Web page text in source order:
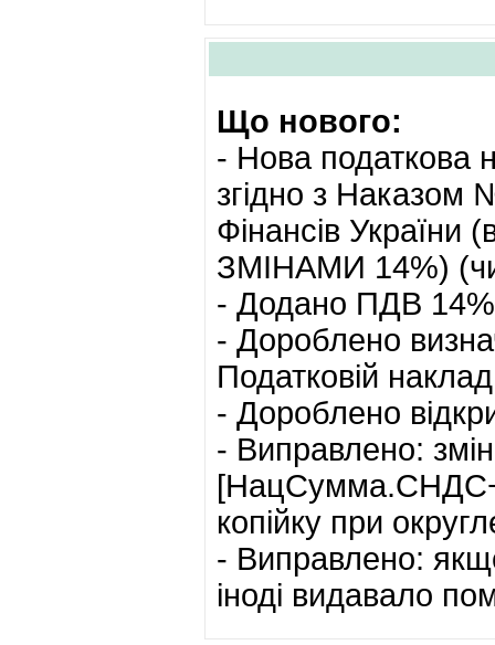
Що нового:
- Нова податкова
згідно з Наказом
Фінансів України
ЗМІНАМИ 14%)
- Додано ПДВ
- Дороблено
Податковій
- Дороблено
- Виправлено:
копійку при
- Виправлено:
іноді видавало